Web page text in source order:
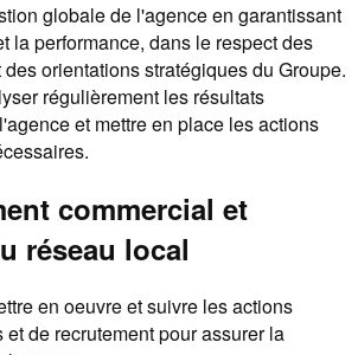
globale de l'agence en garantissant
la performance, dans le respect des
orientations stratégiques du Groupe.
régulièrement les résultats
et mettre en place les actions
commercial et
réseau local
en oeuvre et suivre les actions
de recrutement pour assurer la